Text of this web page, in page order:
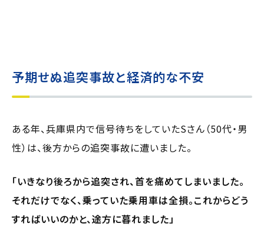
予期せぬ追突事故と経済的な不安
ある年、兵庫県内で信号待ちをしていたSさん（50代・男
性）は、後方からの追突事故に遭いました。
「いきなり後ろから追突され、首を痛めてしまいました。
それだけでなく、乗っていた乗用車は全損。これからどう
すればいいのかと、途方に暮れました」